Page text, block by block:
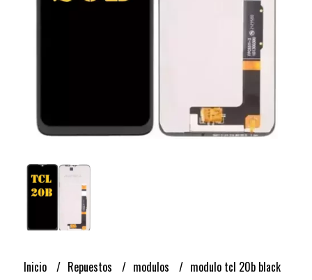
Inicio Repuestos modulos modulo tcl 20b black